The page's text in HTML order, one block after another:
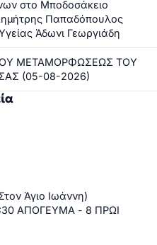
στο Μποδοσάκειο
Παπαδόπουλος
Άδωνι Γεωργιάδη
ΜΕΤΑΜΟΡΦΩΣΕΩΣ ΤΟΥ
(05-08-2026)
Άγιο Ιωάννη)
ΑΠΟΓΕΥΜΑ - 8 ΠΡΩΙ